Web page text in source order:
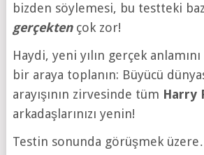
bizden söylemesi, bu testteki
gerçektençok zor!
Haydi, yeni yılın gerçek
bir araya toplanın: Büyücü
arayışının zirvesinde tüm Harry
arkadaşlarınızı yenin!
Testin sonunda görüşmek